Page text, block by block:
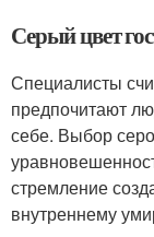
Серый цвет
Специалисты
предпочитают
себе. Выбор
стремление
внутреннему